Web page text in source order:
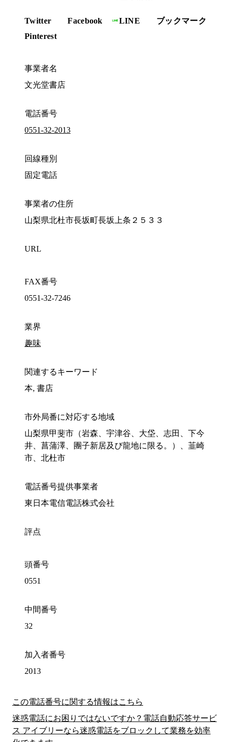
Twitter Facebook LINE
ブックマーク
Pinterest
事業者名
文光堂書店
電話番号
0551-32-2013
回線種別
固定電話
事業者の住所
山梨県北杜市長坂町長坂上条２５３３
URL
FAX番号
0551-32-7246
業界
趣味
関連するキーワード
本, 書店
市外局番に対応する地域
山梨県甲斐市（岩森、宇津谷、大垈、志田、下今
井、菖蒲澤、團子新居及び龍地に限る。）、韮崎
市、北杜市
電話番号提供事業者
東日本電信電話株式会社
評点
頭番号
0551
中間番号
32
加入者番号
2013
この電話番号に関する情報はこちら
迷惑電話にお困りではないですか？電話自動応答サービ
ス アイブリーなら迷惑電話をブロックして業務を効率